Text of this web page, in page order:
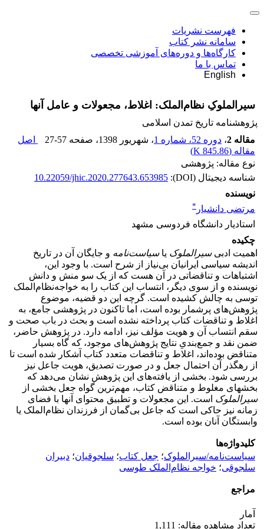
فهرست نشریات
سامانه نشر کتاب
کارگاه‌ها و دوره‌های آموزشی تخصصی
تماس با ما
English
سیرالملوکِ نظام‌الملک: اغلاط، مجعولات و عامل آنها
پژوهشنامه تاریخ تمدن اسلامی
مقاله 2
، دوره 52، شماره 1 ، شهریور 1398 ، صفحه 27-57
اصل
مقاله (845.86 K
)
نوع مقاله: پژوهشی
شناسه دیجیتال (DOI):
10.22059/jhic.2020.277643.653985
نویسنده
مرتضی دانشیار *
استادیار دانشگاه فردوسی مشهد
چکیده
اهمیت ادبیسیرالملوک یاسیاست‌نامه و جایگان آن در تاریخ
اندیشه سیاسی ایرانیان بی‌نیاز از شرح است. با وجود این،
اشتباهات و تناقضاتی در آن هست که از یک سو منش و دانش
نویسنده و از سوی دیگر، انتساب این کتاب را به خواجه‌نظام‌الملک
توسی به چالش کشیده است. گرچه این دو قضیه، موضوع
پژوهش‌های پرشمار بوده است، اما تاکنون در پژوهشی جامع، به
اغلاط و تناقضات کتاب پرداخته نشده است و بحث در باب صحت و
سقم انتساب آن و هویت مؤلف نیز، ادامه دارد. در پژوهش حاضر،
ضمن نقد و جمع‌بندیِ نتایج پژوهش‌های موجود، که گاه بسیار
متناقض بوده‌اند، اغلاط و تناقضات متعدد کتاب آشکار شده است تا
از رهگذر آن احتمال جعل و در صورت تصدیق، هویت جاعل نیز
بررسی شود. بخشی از یافته‌های این پژوهش نشان می‌دهد که
بخشهای مغلوط و متناقض کتاب، مهم‌ترین گواه جعل بخشی از
سیرالملوک است. این مجعولات و تطبیق محتوای آنها با فضای
زمانه نیز حاکی است که جاعل بی‌گمان از فرزندان نظام‌الملک یا
وابستگان آنان بوده است.
کلیدواژه‌ها
سیاست‌نامه/سیرالملوک؛ جعل کتاب؛ سلجوقیان؛ دبیران
سلجوقی؛ خواجه نظام‌الملک طوسی
مراجع
آمار
تعداد مشاهده مقاله: 1,111